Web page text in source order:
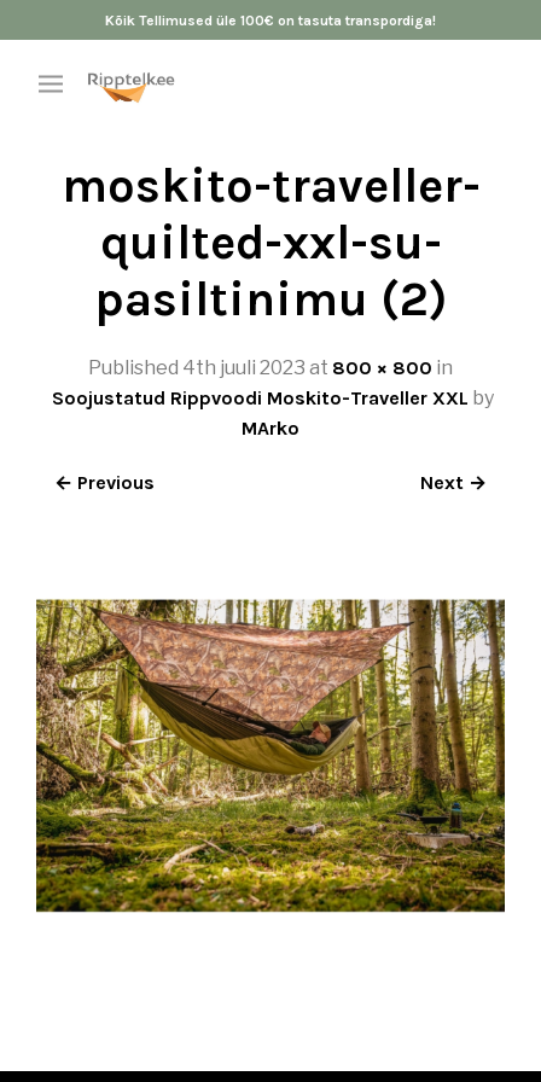
Kõik Tellimused üle 100€ on tasuta transpordiga!
moskito-traveller-
quilted-xxl-su-
pasiltinimu (2)
Published 4th juuli 2023 at 800 × 800 in
Soojustatud Rippvoodi Moskito-Traveller XXL by
MArko
← Previous Next →